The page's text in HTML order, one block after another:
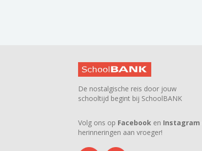
De nostalgische reis door jouw
schooltijd begint bij SchoolBANK
Volg ons op Facebook en Instagram
herinneringen aan vroeger!